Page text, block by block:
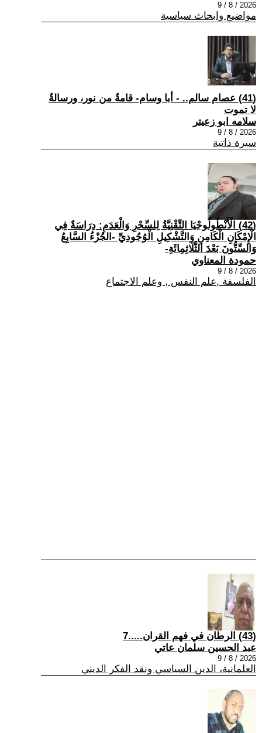
2026 / 8 / 9
مواضيع وابحاث سياسية
(41) عصام سالم.. - أبا وسام- قامةٌ من نور، ورسالةٌ
لا تموت
سلامه ابو زعيتر
2026 / 8 / 9
سيرة ذاتية
(42) الْأَنْطُولُوجْيَا التِّقْنِيَّةُ لِلسِّحْرِ وَالْعَدَمِ: دِرَاسَةٌ فِي
الْإِمْكَانِ الْكَامِنِ وَالتَّشْكِيلِ الْوُجُودِيِّ -الجُزْءُ السَّابِعُ
وَالسِّتُّونَ بَعْدَ الثَّلَاثِمِائَةِ-
حمودة المعناوي
2026 / 8 / 9
الفلسفة ,علم النفس , وعلم الاجتماع
(43) الرطان في فهم القران.....7
عبد الحسين سلمان عاتي
2026 / 8 / 9
العلمانية، الدين السياسي ونقد الفكر الديني